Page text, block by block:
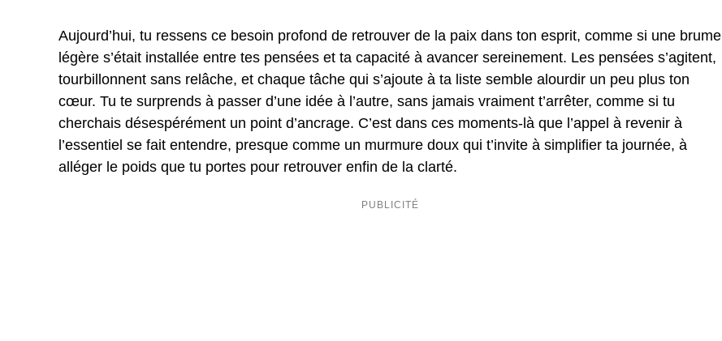
Aujourd’hui, tu ressens ce besoin profond de retrouver de la paix dans ton esprit, comme si une brume
légère s’était installée entre tes pensées et ta capacité à avancer sereinement. Les pensées s’agitent,
tourbillonnent sans relâche, et chaque tâche qui s’ajoute à ta liste semble alourdir un peu plus ton
cœur. Tu te surprends à passer d’une idée à l’autre, sans jamais vraiment t’arrêter, comme si tu
cherchais désespérément un point d’ancrage. C’est dans ces moments-là que l’appel à revenir à
l’essentiel se fait entendre, presque comme un murmure doux qui t’invite à simplifier ta journée, à
alléger le poids que tu portes pour retrouver enfin de la clarté.